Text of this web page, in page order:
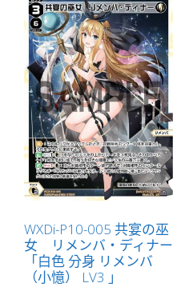
ハ
ナ
レ
「黑
色
分
身
ハ
ナ
レ
LV1
」
數
WXDi-P10-005 共宴の巫
女 リメンバ・ディナー
「白色 分身 リメンバ
（小憶） LV3 」